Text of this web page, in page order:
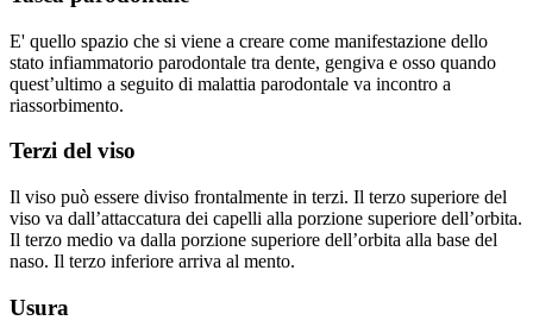
E' quello spazio che si viene a creare come manifestazione dello
stato infiammatorio parodontale tra dente, gengiva e osso quando
quest’ultimo a seguito di malattia parodontale va incontro a
riassorbimento.
Terzi del viso
Il viso può essere diviso frontalmente in terzi. Il terzo superiore del
viso va dall’attaccatura dei capelli alla porzione superiore dell’orbita.
Il terzo medio va dalla porzione superiore dell’orbita alla base del
naso. Il terzo inferiore arriva al mento.
Usura